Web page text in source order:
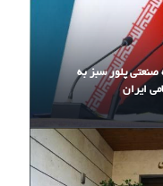
صنعتی پلور سبز به
ایران